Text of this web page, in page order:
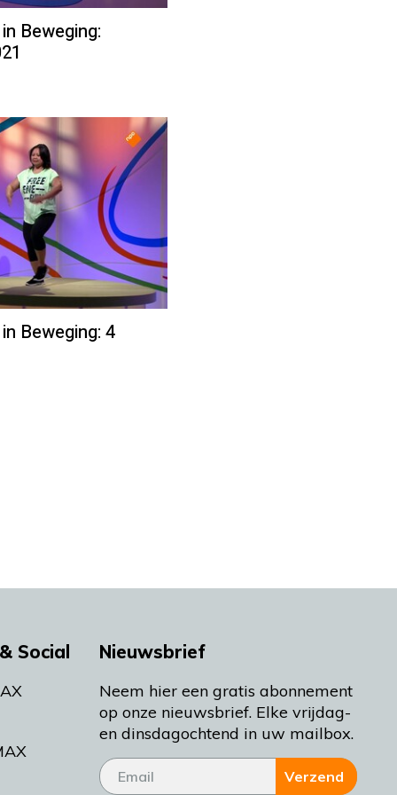
Beweging:
Beweging: 4
Social Nieuwsbrief
Neem hier een gratis abonnement
op onze nieuwsbrief. Elke vrijdag-
en dinsdagochtend in uw mailbox.
Verzend